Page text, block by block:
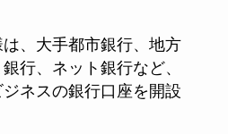
、大手都市銀行、地方
行、ネット銀行など、
ネスの銀行口座を開設